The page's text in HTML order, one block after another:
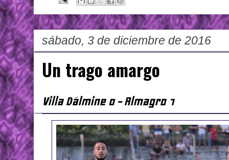
sábado, 3 de diciembre de 2016
Un trago amargo
Villa Dálmine 0 - Almagro 1